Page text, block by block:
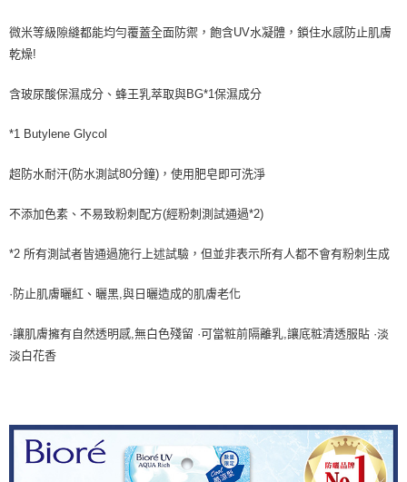
微米等級隙縫都能均勻覆蓋全面防禦，飽含UV水凝體，鎖住水感防止肌膚
乾燥!
含玻尿酸保濕成分、蜂王乳萃取與BG*1保濕成分
*1 Butylene Glycol
超防水耐汗(防水測試80分鐘)，使用肥皂即可洗淨
不添加色素、不易致粉刺配方(經粉刺測試通過*2)
*2 所有測試者皆通過施行上述試驗，但並非表示所有人都不會有粉刺生成
·防止肌膚曬紅、曬黑,與日曬造成的肌膚老化
·讓肌膚擁有自然透明感,無白色殘留 ·可當粧前隔離乳,讓底粧清透服貼 ·淡
淡白花香